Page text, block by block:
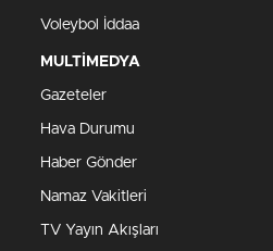
Voleybol İddaa
MULTİMEDYA
Gazeteler
Hava Durumu
Haber Gönder
Namaz Vakitleri
TV Yayın Akışları